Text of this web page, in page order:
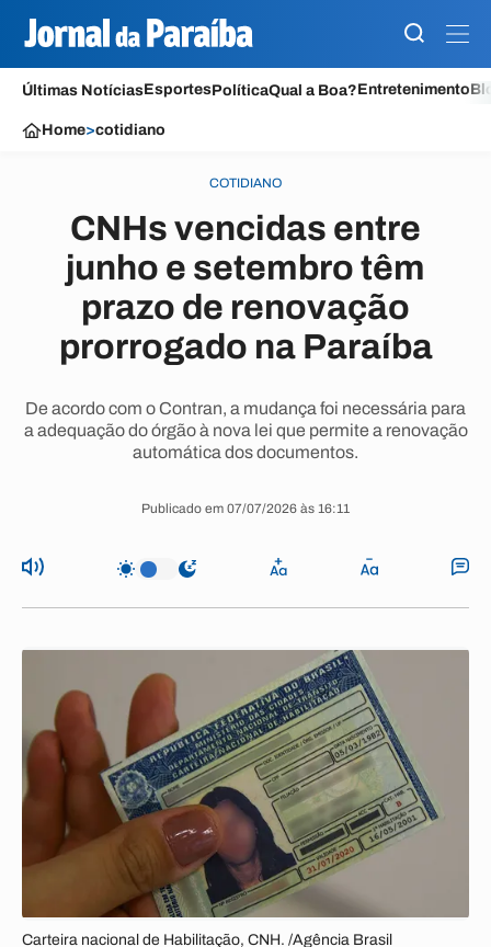
Últimas NotíciasEsportesPolíticaQual a Boa?Entretenimento
Home>cotidiano
COTIDIANO
CNHs vencidas entre
junho e setembro têm
prazo de renovação
prorrogado na Paraíba
De acordo com o Contran, a mudança foi necessária para
a adequação do órgão à nova lei que permite a renovação
automática dos documentos.
Publicado em 07/07/2026 às 16:11
Carteira nacional de Habilitação, CNH. /Agência Brasil